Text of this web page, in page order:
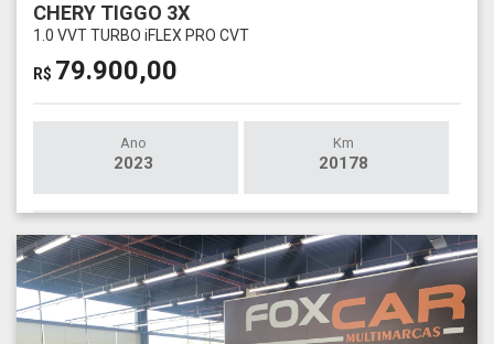
CHERY TIGGO 3X
1.0 VVT TURBO iFLEX PRO CVT
R$ 79.900,00
Ano
2023
Km
20178